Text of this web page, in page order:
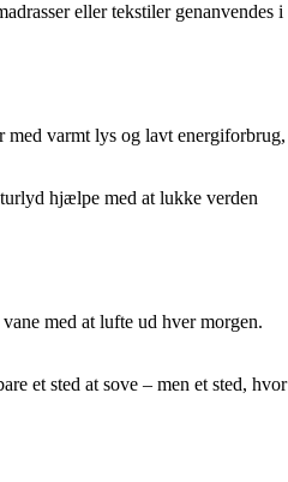
eller tekstiler genanvendes i
varmt lys og lavt energiforbrug,
hjælpe med at lukke verden
med at lufte ud hver morgen.
et sted at sove – men et sted, hvor